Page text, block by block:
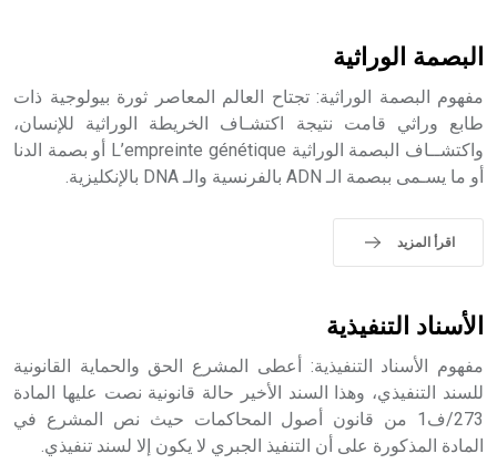
- هل تعلم أن أبجر Abgar اسم معروف جيداً يعود إلى عدد من
الملوك الذين حكموا مدينة إديسا (الرها) من أبجر الأول وحتى
sign تكتب منفصلة غير متصلة، وتعتمد المبدأ الأكوروفوني،
حيث تقتصر القيمة الصوتية للعلامة الك
البصمة الوراثية
مفهوم البصمة الوراثية: تجتاح العالم المعاصر ثورة بيولوجية ذات
طابع وراثي قامت نتيجة اكتشـاف الخريطة الوراثية للإنسان،
واكتشــاف البصمة الوراثية L’empreinte génétique أو بصمة الدنا
أو ما يسـمى ببصمة الـ ADN بالفرنسية والـ DNA بالإنكليزية.
اقرأ المزيد
الأسناد التنفيذية
مفهوم الأسناد التنفيذية: أعطى المشرع الحق والحماية القانونية
للسند التنفيذي، وهذا السند الأخير حالة قانونية نصت عليها المادة
273/ف1 من قانون أصول المحاكمات حيث نص المشرع في
المادة المذكورة على أن التنفيذ الجبري لا يكون إلا لسند تنفيذي.